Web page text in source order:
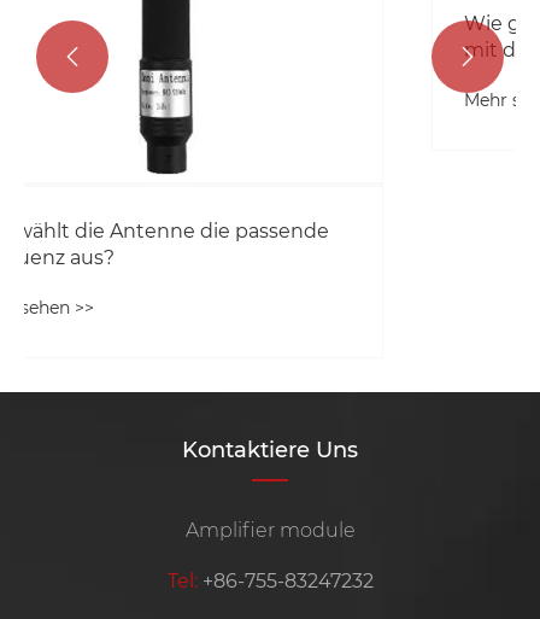
Wie geht die Drohnenabwehrtechnik
mit der Bedrohung durch
Drohnenschwärme um?
Mehr sehen >>
 
Kontaktiere Uns
Amplifier module
Tel: +86-755-83247232